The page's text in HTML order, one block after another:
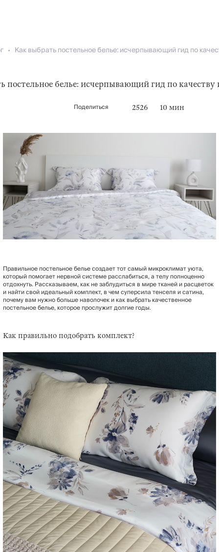
Как выбрать постельное белье: исчерпывающий гид по
постельное белье: исчерпывающий гид по
Поделиться 2526 10 мин
Правильное постельное белье создает тот самый микроклимат уюта,
который помогает нервной системе расслабиться, а телу полноценно
отдохнуть. Рассказываем, как не заблудиться в мире тканей и расцветок
и найти свой идеальный комплект, в чем суперсила тенселя и сатина,
почему вам нужно больше наволочек и как выбрать качественное
постельное белье, которое прослужит долгие годы.
Как правильно подобрать комплект?